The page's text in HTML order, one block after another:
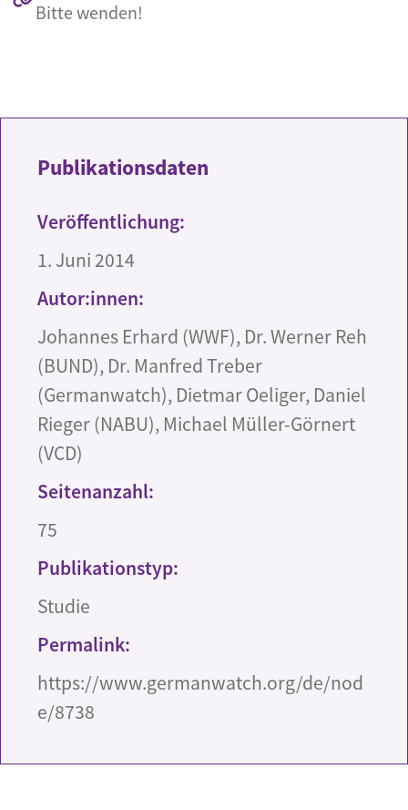
Bitte wenden!
Publikationsdaten
Veröffentlichung:
1. Juni 2014
Autor:innen:
Johannes Erhard (WWF), Dr. Werner Reh
(BUND), Dr. Manfred Treber
(Germanwatch), Dietmar Oeliger, Daniel
Rieger (NABU), Michael Müller-Görnert
(VCD)
Seitenanzahl:
75
Publikationstyp:
Studie
Permalink:
https://www.germanwatch.org/de/nod
e/8738